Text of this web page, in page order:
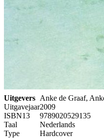
Uitgevers Anke de Graaf,
Uitgavejaar2009
ISBN13
9789020529135
Taal
Nederlands
Type
Hardcover